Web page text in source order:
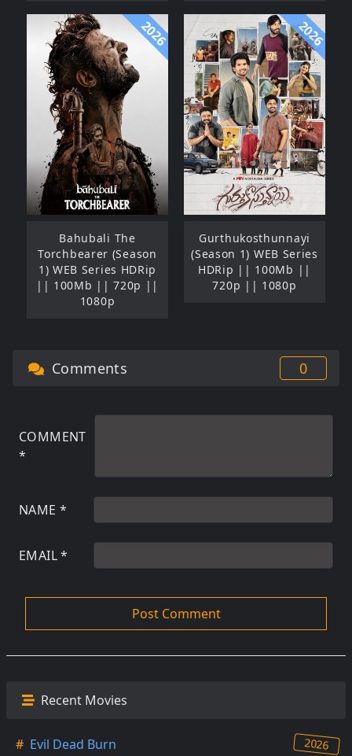
2026
Bahubali The
Torchbearer (Season
1) WEB Series HDRip
|| 100Mb || 720p ||
1080p
2026
Gurthukosthunnayi
(Season 1) WEB Series
HDRip || 100Mb ||
720p || 1080p
Comments 0
COMMENT
*
NAME *
EMAIL*
Recent Movies
# Evil Dead Burn 2026